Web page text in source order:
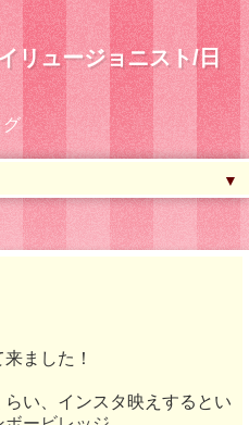
リュージョニスト/日
グ
▼
ました！
い、イ ンスタ映えするとい